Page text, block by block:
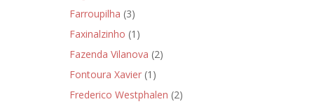
Farroupilha (3)
Faxinalzinho (1)
Fazenda Vilanova (2)
Fontoura Xavier (1)
Frederico Westphalen (2)